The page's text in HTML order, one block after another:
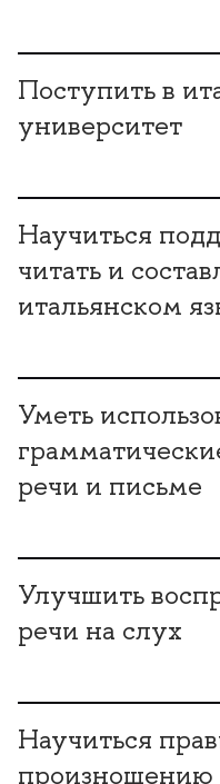
Поступить в
университет
Научиться
читать и
итальянском
Уметь
речи и письме
Улучшить
речи на слух
Научиться
произношению